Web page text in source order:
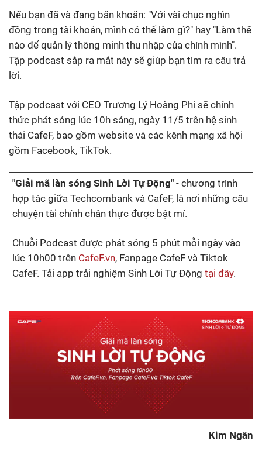
Nếu bạn đã và đang băn khoăn: "Với vài chục nghìn
đồng trong tài khoản, mình có thể làm gì?" hay "Làm thế
nào để quản lý thông minh thu nhập của chính mình".
Tập podcast sắp ra mắt này sẽ giúp bạn tìm ra câu trả
lời.
Tập podcast với CEO Trương Lý Hoàng Phi sẽ chính
thức phát sóng lúc 10h sáng, ngày 11/5 trên hệ sinh
thái CafeF, bao gồm website và các kênh mạng xã hội
gồm Facebook, TikTok.
"Giải mã làn sóng Sinh Lời Tự Động" - chương trình
hợp tác giữa Techcombank và CafeF, là nơi những câu
chuyện tài chính chân thực được bật mí.
Chuỗi Podcast được phát sóng 5 phút mỗi ngày vào
lúc 10h00 trên CafeF.vn, Fanpage CafeF và Tiktok
CafeF. Tải app trải nghiệm Sinh Lời Tự Động tại đây.
Kim Ngân